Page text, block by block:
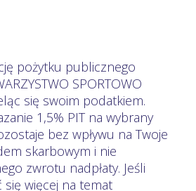
pożytku publicznego
SPORTOWO
się swoim podatkiem.
1,5% PIT na wybrany
bez wpływu na Twoje
skarbowym i nie
zwrotu nadpłaty. Jeśli
więcej na temat